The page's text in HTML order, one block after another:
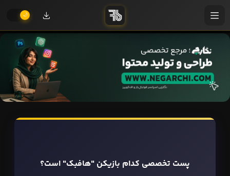
پست تخصصی کدام بازیکن "هافبک" است؟